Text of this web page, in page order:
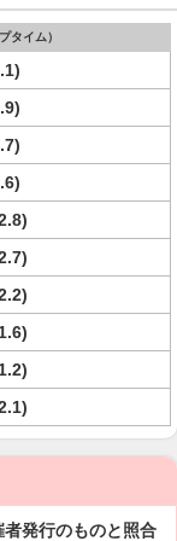
タイム）
発行のものと照合